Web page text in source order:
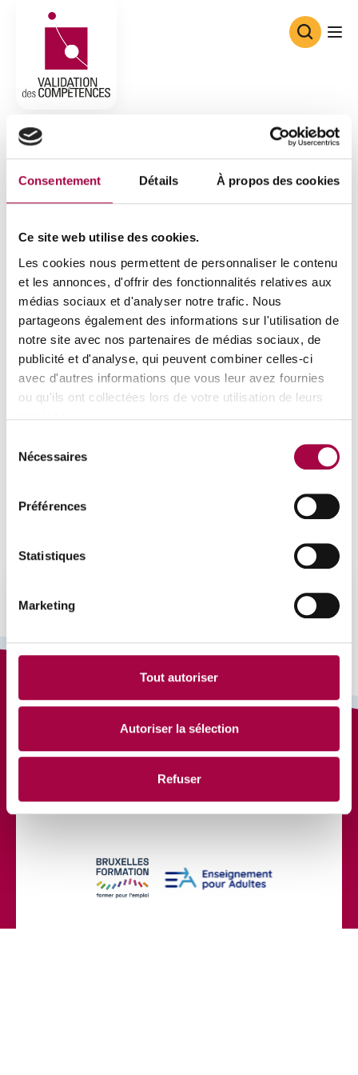
Consentement Détails À propos des cookies
Ce site web utilise des cookies.
Les cookies nous permettent de personnaliser le contenu
et les annonces, d'offrir des fonctionnalités relatives aux
médias sociaux et d'analyser notre trafic. Nous
partageons également des informations sur l'utilisation de
notre site avec nos partenaires de médias sociaux, de
publicité et d'analyse, qui peuvent combiner celles-ci
avec d'autres informations que vous leur avez fournies
ou qu'ils ont collectées lors de votre utilisation de leurs
Nécessaires
Préférences
Statistiques
Marketing
Tout autoriser
Autoriser la sélection
Refuser
Consortium de Validation des